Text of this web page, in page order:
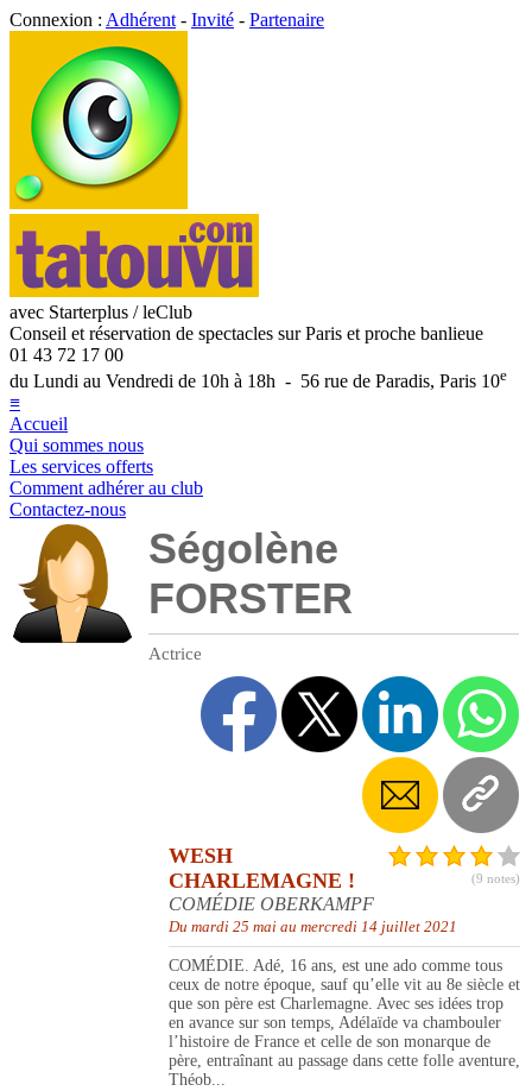
Connexion : Adhérent - Invité - Partenaire
avec Starterplus / leClub
Conseil et réservation de spectacles sur Paris et proche banlieue
01 43 72 17 00
du Lundi au Vendredi de 10h à 18h - 56 rue de Paradis, Paris 10e
≡
Accueil
Qui sommes nous
Les services offerts
Comment adhérer au club
Contactez-nous
Ségolène
FORSTER
Actrice
(9 notes)
WESH
CHARLEMAGNE !
COMÉDIE OBERKAMPF
Du mardi 25 mai au mercredi 14 juillet 2021
COMÉDIE. Adé, 16 ans, est une ado comme tous
ceux de notre époque, sauf qu’elle vit au 8e siècle et
que son père est Charlemagne. Avec ses idées trop
en avance sur son temps, Adélaïde va chambouler
l’histoire de France et celle de son monarque de
père, entraînant au passage dans cette folle aventure,
Théob...